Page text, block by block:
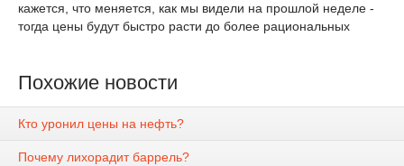
кажется, что меняется, как мы видели на прошлой неделе -
тогда цены будут быстро расти до более рациональных
Похожие новости
Кто уронил цены на нефть?
Почему лихорадит баррель?